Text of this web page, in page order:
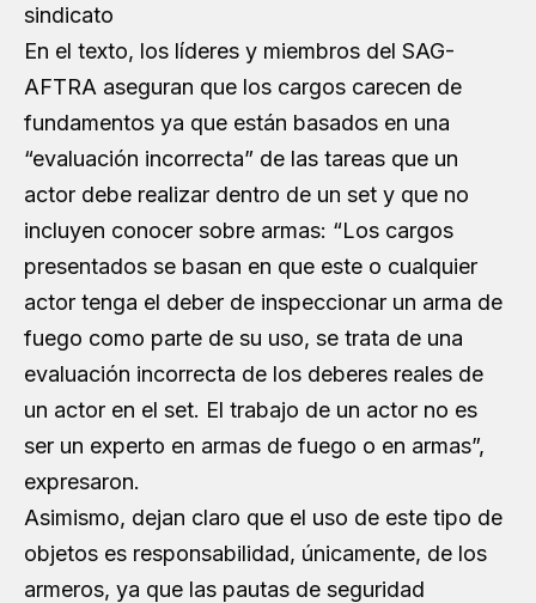
sindicato
En el texto, los líderes y miembros del SAG-
AFTRA aseguran que los cargos carecen de
fundamentos ya que están basados en una
“evaluación incorrecta” de las tareas que un
actor debe realizar dentro de un set y que no
incluyen conocer sobre armas: “Los cargos
presentados se basan en que este o cualquier
actor tenga el deber de inspeccionar un arma de
fuego como parte de su uso, se trata de una
evaluación incorrecta de los deberes reales de
un actor en el set. El trabajo de un actor no es
ser un experto en armas de fuego o en armas”,
expresaron.
Asimismo, dejan claro que el uso de este tipo de
objetos es responsabilidad, únicamente, de los
armeros, ya que las pautas de seguridad